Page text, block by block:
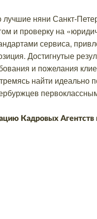
няни Санкт-
и проверку на
сервиса,
Достигнутые
и пожелания
найти
Кадровых